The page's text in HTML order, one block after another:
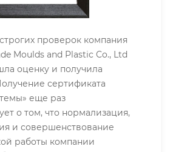
проверок компания
Moulds and Plastic Co., Ltd
оценку и получила
сертификата
еще раз
о том, что нормализация,
и совершенствование
работы компании